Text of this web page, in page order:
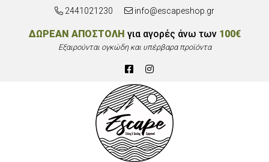
2441021230 info@escapeshop.gr
ΔΩΡΕΑΝ ΑΠΟΣΤΟΛΗ για αγορές άνω των 100€
Εξαιρούνται ογκώδη και υπέρβαρα προϊόντα